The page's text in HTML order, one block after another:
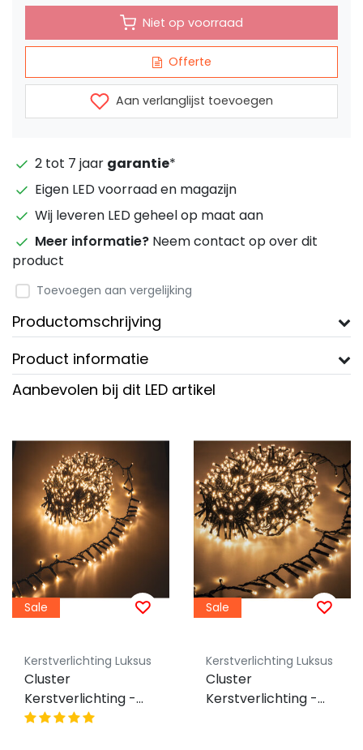
Niet op voorraad
Offerte
Aan verlanglijst toevoegen
2 tot 7 jaar garantie*
Eigen LED voorraad en magazijn
Wij leveren LED geheel op maat aan
Meer informatie? Neem contact op over dit
product
Toevoegen aan vergelijking
Productomschrijving
Product informatie
Aanbevolen bij dit LED artikel
Sale
Kerstverlichting Luksus
Cluster
Kerstverlichting -
extra warm wit - 10
Sale
Kerstverlichting Luksus
Cluster
Kerstverlichting -